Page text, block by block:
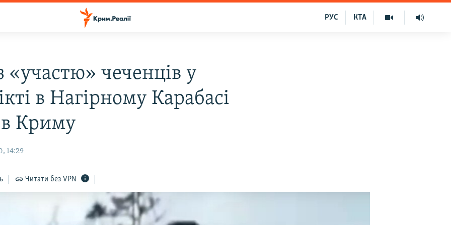
КТА
РУС
«участю» чеченців у
в Нагірному Карабасі
Криму
14:29
Читати без VPN